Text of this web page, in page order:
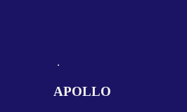
APOLLO